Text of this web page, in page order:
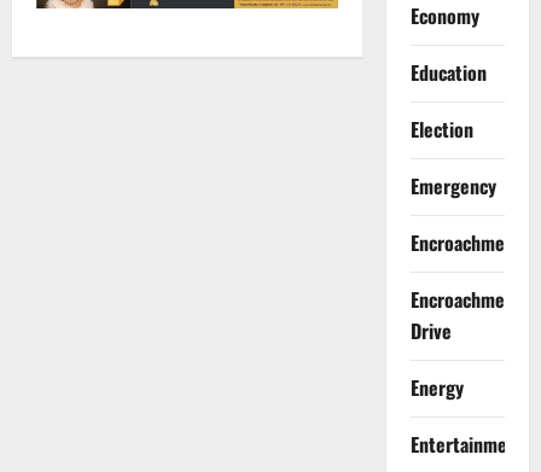
Economy
Education
Election
Emergency
Encroachment
Encroachment
Drive
Energy
Entertainment